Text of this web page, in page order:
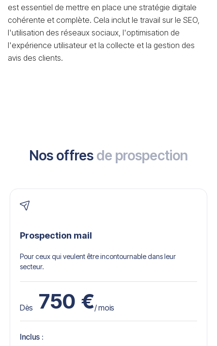
est essentiel de mettre en place une stratégie digitale
cohérente et complète. Cela inclut le travail sur le SEO,
l'utilisation des réseaux sociaux, l'optimisation de
l'expérience utilisateur et la collecte et la gestion des
avis des clients.
Nos offres de prospection
Prospection mail
Pour ceux qui veulent être incontournable dans leur
secteur.
Dès 750 €/ mois
Inclus :